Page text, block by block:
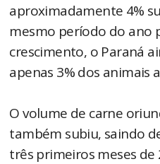
aproximadamente 4%
mesmo período do ano
crescimento, o Paraná
apenas 3% dos animais
O volume de carne
também subiu, saindo
três primeiros meses de